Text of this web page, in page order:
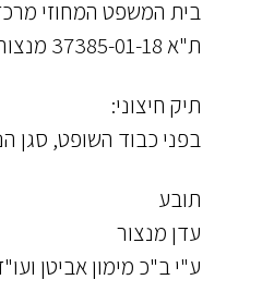
בית המשפט המחוזי
ת"א 37385-01-18 מנצור נ' אדמירל מותגים נתניה בע"מ ואח'
תיק חיצוני:
בפני כבוד השופט, סגן
תובע
עדן מנצור
ע"י ב"כ מימון אביטן